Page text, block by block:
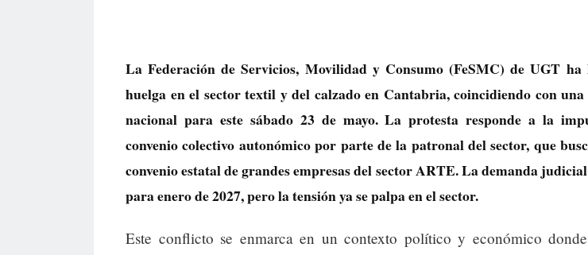
La Federación de Servicios, Movilidad y Consumo (FeSMC) de UGT
huelga en el sector textil y del calzado en Cantabria, coincidiendo con
nacional para este sábado 23 de mayo. La protesta responde a la
convenio colectivo autonómico por parte de la patronal del sector, que
convenio estatal de grandes empresas del sector ARTE. La demanda
para enero de 2027, pero la tensión ya se palpa en el sector.
Este conflicto se enmarca en un contexto político y económico